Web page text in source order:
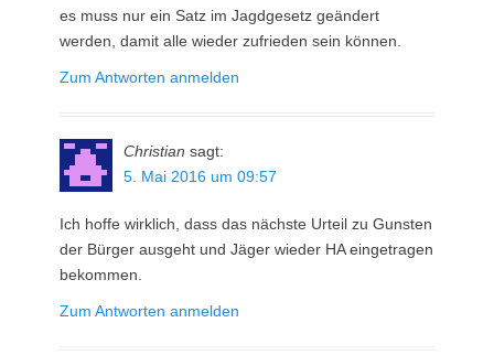
es muss nur ein Satz im Jagdgesetz geändert
werden, damit alle wieder zufrieden sein können.
Zum Antworten anmelden
Christian sagt:
5. Mai 2016 um 09:57
Ich hoffe wirklich, dass das nächste Urteil zu Gunsten
der Bürger ausgeht und Jäger wieder HA eingetragen
bekommen.
Zum Antworten anmelden